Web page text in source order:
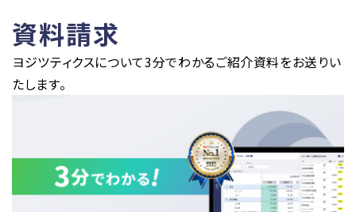
資料請求
ヨジツティクスについて3分でわかるご紹介資料をお送りい
たします。